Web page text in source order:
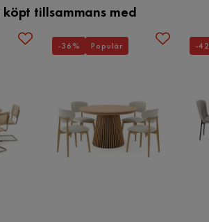
tillsammans med
-36% Populär -